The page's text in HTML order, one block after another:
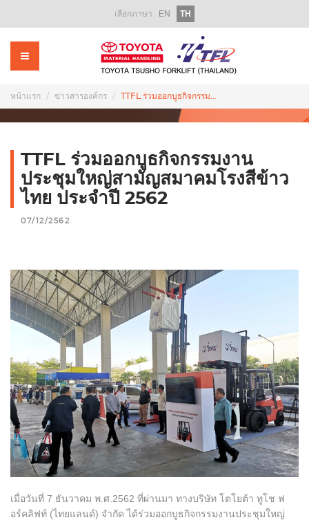
เลือกภาษา EN TH
รถโฟล์คลิฟท์ให้เช่า
บริการหลังการขาย
อะไหล่
ส่งเสริมการขาย
ข่าวสารองค์กร
สาขาของเรา
ติดต่อเรา
ร่วมงานกับเรา
แจ้งเรื่องร้องเรียน
ลูกค้าแจ้งซ่อม
หน้าแรก ข่าวสารองค์กร TTFL ร่วมออกบูธกิจกรรมงานประชุมใหญ่สามัญสมาคมโรงสีข้าวไทย ประจำปี 2562
TTFL ร่วมออกบูธกิจกรรมงาน
ประชุมใหญ่สามัญสมาคมโรงสีข้าว
ไทย ประจำปี 2562
07/12/2562
เมื่อวันที่ 7 ธันวาคม พ.ศ.2562 ที่ผ่านมา ทางบริษัท โตโยต้า ทูโช ฟ
อร์คลิฟท์ (ไทยแลนด์) จำกัด ได้ร่วมออกบูธกิจกรรมงานประชุมใหญ่